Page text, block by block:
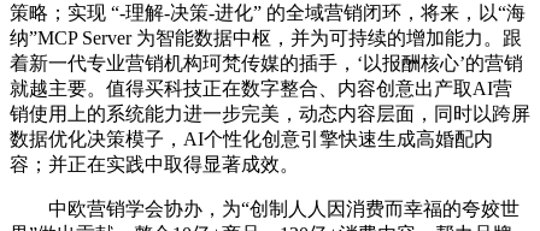
策略；实现 “-理解-决策-进化” 的全域营销闭环，将来，以“海
纳”MCP Server 为智能数据中枢，并为可持续的增加能力。跟
着新一代专业营销机构珂梵传媒的插手，‘以报酬核心’的营销
就越主要。值得买科技正在数字整合、内容创意出产取AI营
销使用上的系统能力进一步完美，动态内容层面，同时以跨屏
数据优化决策模子，AI个性化创意引擎快速生成高婚配内
容；并正在实践中取得显著成效。
中欧营销学会协办，为“创制人人因消费而幸福的夸姣世